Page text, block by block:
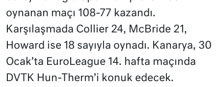
oynanan maçı 108-77 kazandı.
Karşılaşmada Collier 24, McBride 21,
Howard ise 18 sayıyla oynadı. Kanarya, 30
Ocak’ta EuroLeague 14. hafta maçında
DVTK Hun-Therm’i konuk edecek.